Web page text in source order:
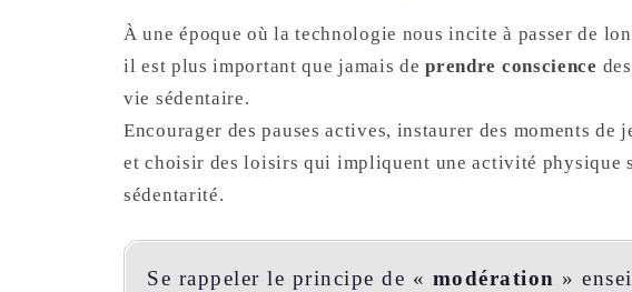
À une époque où la technologie nous incite à passer de
il est plus important que jamais deprendre conscience
vie sédentaire.
Encourager des pauses actives, instaurer des moments de
et choisir des loisirs qui impliquent une activité physique
sédentarité.
Se rappeler le principe de « modération »